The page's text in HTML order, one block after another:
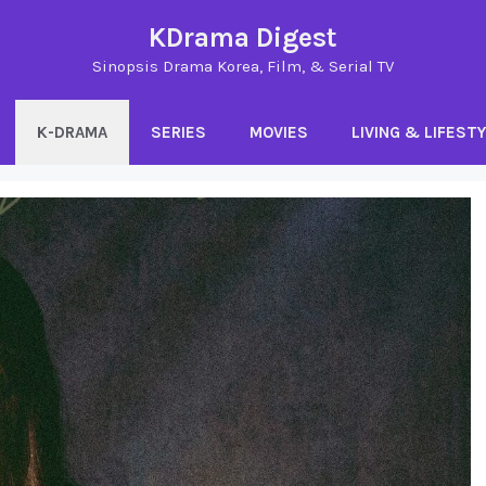
KDrama Digest
Sinopsis Drama Korea, Film, & Serial TV
K-DRAMA SERIES MOVIES LIVING &